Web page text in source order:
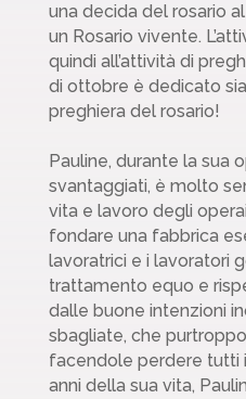
una decida del rosario
un Rosario vivente.
quindi all’attività di
di ottobre è dedicato
preghiera del rosario!
Pauline, durante la sua
svantaggiati, è molto
vita e lavoro degli
fondare una fabbrica
lavoratrici e i lavoratori
trattamento equo e
dalle buone intenzioni
sbagliate, che
facendole perdere tutti
anni della sua vita,